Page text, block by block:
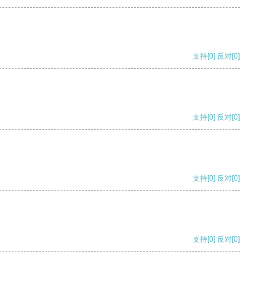
支持[0] 反对[0]
支持[0] 反对[0]
支持[0] 反对[0]
支持[0] 反对[0]